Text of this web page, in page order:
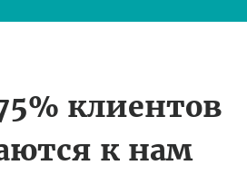
клиентов
к нам